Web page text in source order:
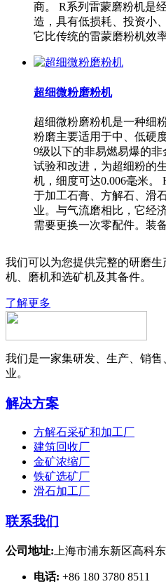
商。 R系列雷蒙磨粉机是
造，具有低损耗、投资小
它比传统的雷蒙磨粉机效率
超细微粉磨粉机
超细微粉磨粉机是一种细
粉磨主要适用于中、低硬
9级以下的非易燃易爆的
试验和改进，为超细粉的
机，细度可达0.006毫米。
于加工石膏、方解石、滑
业。与气流磨相比，它经
需要更换一次零配件。装
我们可以为您提供完整的研磨
机、磨机和选矿机及其备件。
了解更多
我们是一家集研发、生产、销
业。
解决方案
方解石采矿和加工厂
建筑回收厂
金矿浓缩厂
铁矿选矿厂
滑石加工厂
联系我们
公司地址: 上海市浦东新区高科
电话: +86 180 3780 8511